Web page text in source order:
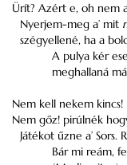
Ürít? Azért e, oh nem
Nyerjem-meg a’ mit
szégyellené, ha a
A pulya kér
meghallaná
Nem kell nekem
Nem gőz! pirúlnék
Játékot űzne a’ Sors.
Bár mi reám,